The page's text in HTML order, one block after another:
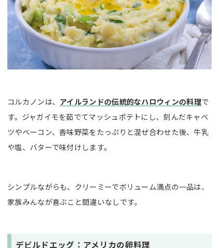
コルカノンは、 アイルランドの伝統的なハロウィンの料理で
す。ジャガイモを茹でてマッシュポテトにし、刻んだキャベ
ツやベーコン、香味野菜をたっぷりと混ぜ合わせた後、牛乳
や塩、バターで味付けします。
シンプルながらも、クリーミーでボリューム満点の一品は、
家族みんなが喜ぶこと間違いなしです。
デビルドエッグ：アメリカの卵料理